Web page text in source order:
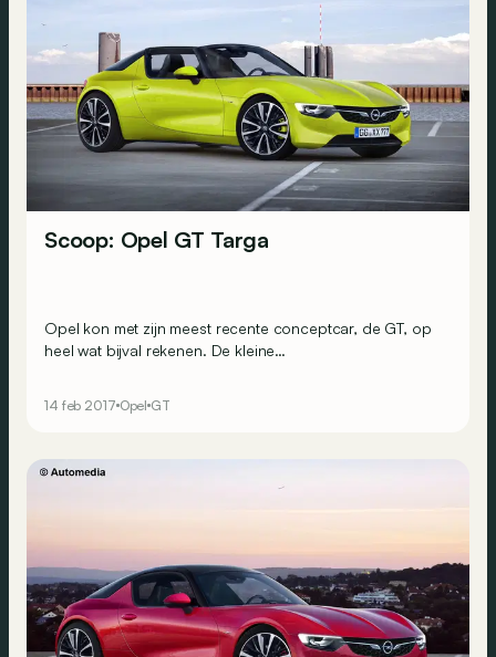
Scoop: Opel GT Targa
Opel kon met zijn meest recente conceptcar, de GT, op
heel wat bijval rekenen. De kleine
nieuws: er komt wellicht ook een Targa-versie.
14 feb 2017 Opel GT